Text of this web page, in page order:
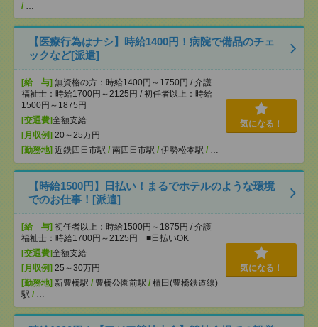
/ …
【医療行為はナシ】時給1400円！病院で備品のチェ
ックなど[派遣]
[給 与] 無資格の方：時給1400円～1750円 / 介護
福祉士：時給1700円～2125円 / 初任者以上：時給
1500円～1875円
[交通費]全額支給
[月収例] 20～25万円
[勤務地] 近鉄四日市駅 / 南四日市駅 / 伊勢松本駅 / …
気になる！
【時給1500円】日払い！まるでホテルのような環境
でのお仕事！[派遣]
[給 与] 初任者以上：時給1500円～1875円 / 介護
福祉士：時給1700円～2125円 ■日払いOK
[交通費]全額支給
[月収例] 25～30万円
[勤務地] 新豊橋駅 / 豊橋公園前駅 / 植田(豊橋鉄道線)
駅 / …
気になる！